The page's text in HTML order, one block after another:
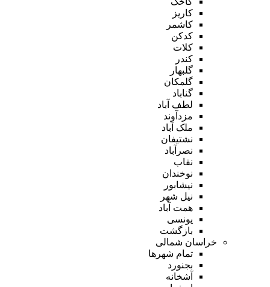
کاریز
کاشمر
کدکن
کلات
کندر
گلبهار
گلمکان
گناباد
لطف آباد
مزدآوند
ملک آباد
نشتیفان
نصرآباد
نقاب
نوخندان
نیشابور
نیل شهر
همت آباد
یونسی
بازگشت
خراسان شمالی
تمام شهر‌ها
بجنورد
آشخانه